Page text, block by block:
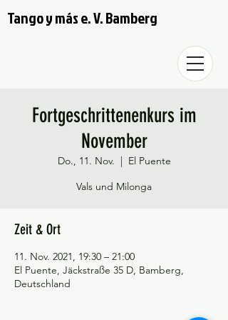
Tango y más e. V. Bamberg
Fortgeschrittenenkurs im
November
Do., 11. Nov.
  |
El Puente
Vals und Milonga
Zeit & Ort
11. Nov. 2021, 19:30 – 21:00
El Puente, Jäckstraße 35 D, Bamberg,
Deutschland